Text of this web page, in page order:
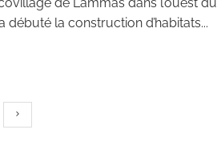
débuté la construction d’habitats...